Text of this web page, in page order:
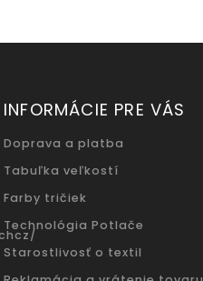
INFORMÁCIE PRE VÁS
Doprava a platba
Tabuľka veľkostí
Farby tričiek
Technológia Potlače
Starostlivosť o textil